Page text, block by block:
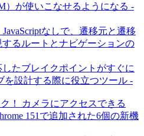
）が使いこなせるようになる -
なしで、遷移元と遷移
るルートとナビゲーションの
たブレイクポイントがすぐに
を設計する際に役立つツール -
！ カメラにアクセスできる
151で追加された6個の新機